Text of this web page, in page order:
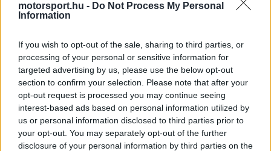
motorsport.hu - Do Not Process My Personal
Information
If you wish to opt-out of the sale, sharing to third parties, or
processing of your personal or sensitive information for
targeted advertising by us, please use the below opt-out
section to confirm your selection. Please note that after your
opt-out request is processed you may continue seeing
interest-based ads based on personal information utilized by
us or personal information disclosed to third parties prior to
your opt-out. You may separately opt-out of the further
disclosure of your personal information by third parties on the
ponttal többet.
Video
is
loading.
This
is
a
modal
window.
The media could not be loaded, either because
the server or network failed or because the format
is not supported.